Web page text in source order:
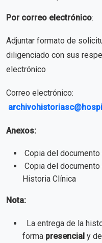
Por correo electrónico:
Adjuntar formato de
diligenciado con sus
electrónico
Correo electrónico:
Anexos:
Copia del
Copia del
Historia Clínica
Nota:
La entrega de la
forma presencial y